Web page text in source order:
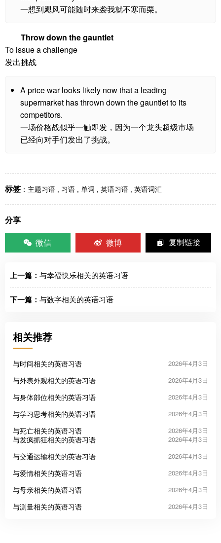
一想到飓风可能随时来袭我就不寒而栗。
Throw down the gauntlet
To issue a challenge
发出挑战
A price war looks likely now that a leading
supermarket has thrown down the gauntlet to its
competitors.
一场价格战似乎一触即发，因为一个龙头超级市场
已经向对手们发出了挑战。
标签 ： 主题习语 , 习语 , 单词 , 英语习语 , 英语词汇
分享
微信
微博 复制链接
上一篇： 与幸福快乐相关的英语习语
下一篇： 与数字相关的英语习语
相关推荐
与时间相关的英语习语 2026年4月3日
与外表外观相关的英语习语 2026年4月3日
与身体部位相关的英语习语 2026年4月3日
与学习思考相关的英语习语 2026年4月3日
与死亡相关的英语习语 2026年4月3日
与发疯抓狂相关的英语习语 2026年4月3日
与交通运输相关的英语习语 2026年4月3日
与爱情相关的英语习语 2026年4月3日
与母亲相关的英语习语 2026年4月3日
与测量相关的英语习语 2026年4月3日